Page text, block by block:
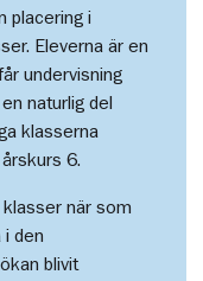
placering i
Eleverna är en
undervisning
naturlig del
klasserna
6.
när som
i den
blivit